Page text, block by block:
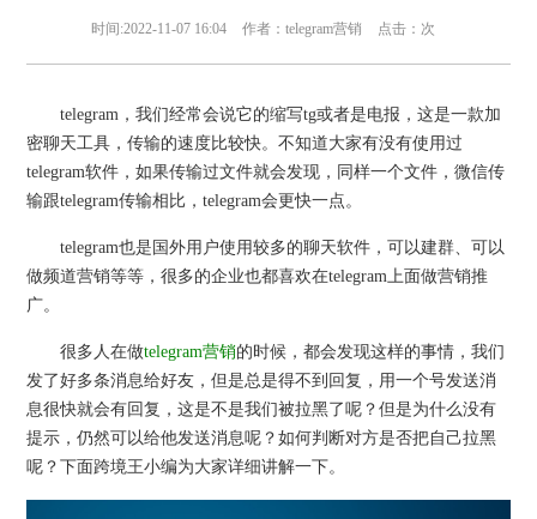
时间:2022-11-07 16:04 作者：telegram营销 点击： 次
telegram，我们经常会说它的缩写tg或者是电报，这是一款加
密聊天工具，传输的速度比较快。不知道大家有没有使用过
telegram软件，如果传输过文件就会发现，同样一个文件，微信传
输跟telegram传输相比，telegram会更快一点。
telegram也是国外用户使用较多的聊天软件，可以建群、可以
做频道营销等等，很多的企业也都喜欢在telegram上面做营销推
广。
很多人在做telegram营销的时候，都会发现这样的事情，我们
发了好多条消息给好友，但是总是得不到回复，用一个号发送消
息很快就会有回复，这是不是我们被拉黑了呢？但是为什么没有
提示，仍然可以给他发送消息呢？如何判断对方是否把自己拉黑
呢？下面跨境王小编为大家详细讲解一下。